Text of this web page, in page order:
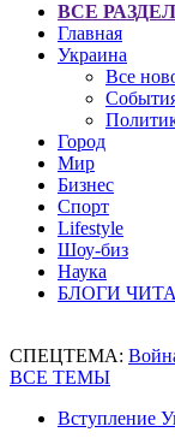
ВСЕ
Главная
Украина
Все
Город
Мир
Бизнес
Спорт
Lifestyle
Шоу-биз
Наука
БЛОГИ
СПЕЦТЕМА:
ВСЕ ТЕМЫ
Вступление